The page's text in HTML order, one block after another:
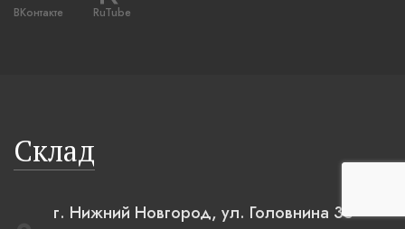
ВКонтакте RuTube
Склад
г. Нижний Новгород, ул. Головнина 35